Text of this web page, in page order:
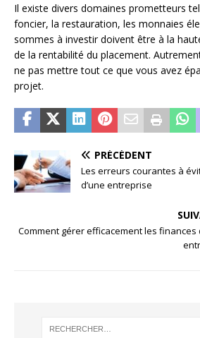
Il existe divers domaines prometteurs
foncier, la restauration, les monnaies
sommes à investir doivent être à la
de la rentabilité du placement.
ne pas mettre tout ce que vous avez
projet.
PRÉCÉDENT
Les erreurs courantes à
d’une entreprise
Comment gérer efficacement les finances